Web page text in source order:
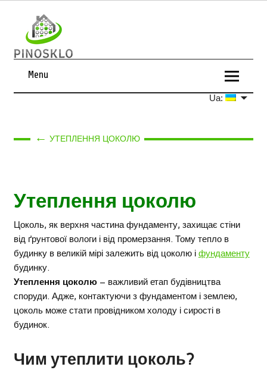
Menu
Ua:
← УТЕПЛЕННЯ ЦОКОЛЮ
Утеплення цоколю
Цоколь, як верхня частина фундаменту, захищає стіни
від ґрунтової вологи і від промерзання. Тому тепло в
будинку в великій мірі залежить від цоколю і фундаменту
будинку.
Утеплення цоколю– важливий етап будівництва
споруди. Адже, контактуючи з фундаментом і землею,
цоколь може стати провідником холоду і сирості в
будинок.
Чим утеплити цоколь?